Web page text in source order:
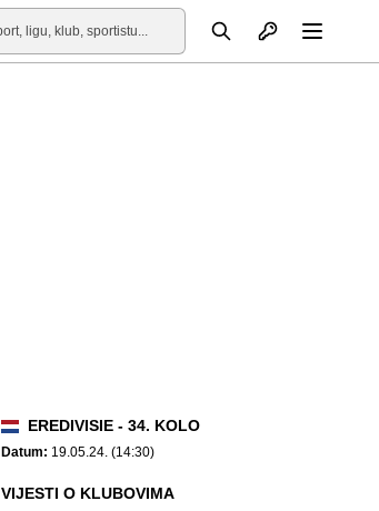
Otvori profil
EREDIVISIE - 34. KOLO
Datum: 19.05.24. (14:30)
VIJESTI O KLUBOVIMA